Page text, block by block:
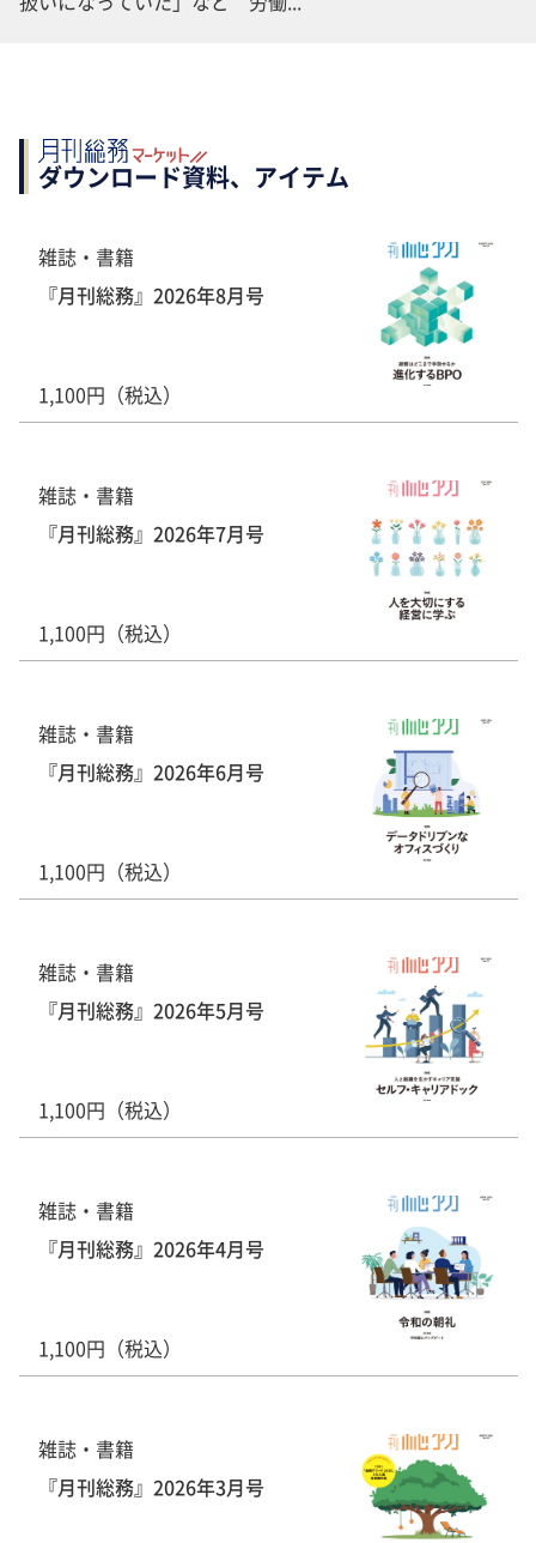
ダウンロード資料、アイテム
雑誌・書籍
『月刊総務』2026年8月号
1,100円（税込）
雑誌・書籍
『月刊総務』2026年7月号
1,100円（税込）
雑誌・書籍
『月刊総務』2026年6月号
1,100円（税込）
雑誌・書籍
『月刊総務』2026年5月号
1,100円（税込）
雑誌・書籍
『月刊総務』2026年4月号
1,100円（税込）
雑誌・書籍
『月刊総務』2026年3月号